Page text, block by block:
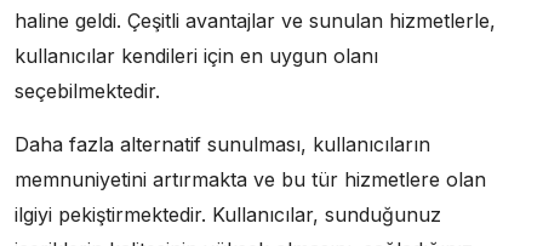
haline geldi. Çeşitli avantajlar ve sunulan hizmetlerle,
kullanıcılar kendileri için en uygun olanı
seçebilmektedir.
Daha fazla alternatif sunulması, kullanıcıların
memnuniyetini artırmakta ve bu tür hizmetlere olan
ilgiyi pekiştirmektedir. Kullanıcılar, sunduğunuz